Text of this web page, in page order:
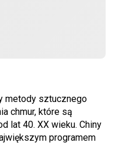
metody sztucznego
chmur, które są
lat 40. XX wieku. Chiny
programem